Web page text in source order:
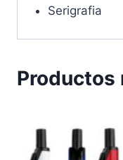
Serigrafia
Productos